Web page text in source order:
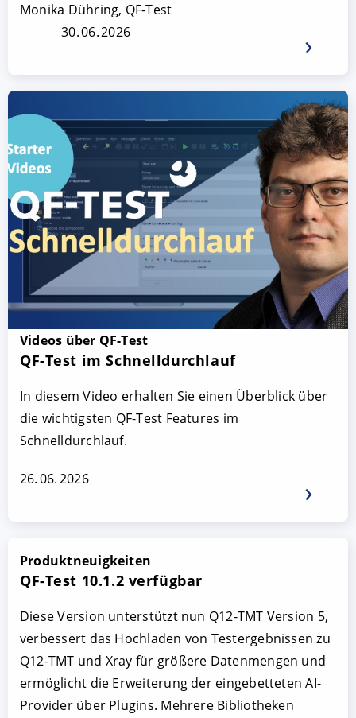
Monika Dühring, QF-Test
30. 06. 2026
Videos über QF-Test
QF-Test im Schnelldurchlauf
In diesem Video erhalten Sie einen Überblick über
die wichtigsten QF-Test Features im
Schnelldurchlauf.
26. 06. 2026
Produktneuigkeiten
QF-Test 10.1.2 verfügbar
Diese Version unterstützt nun Q12-TMT Version 5,
verbessert das Hochladen von Testergebnissen zu
Q12-TMT und Xray für größere Datenmengen und
ermöglicht die Erweiterung der eingebetteten AI-
Provider über Plugins. Mehrere Bibliotheken